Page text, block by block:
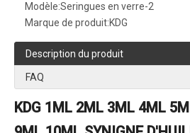
Modèle:Seringues en verre-2
Marque de produit:KDG
Description du produit
FAQ
KDG 1ML 2ML 3ML 4ML